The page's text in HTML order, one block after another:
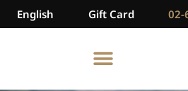
Gift Card
English